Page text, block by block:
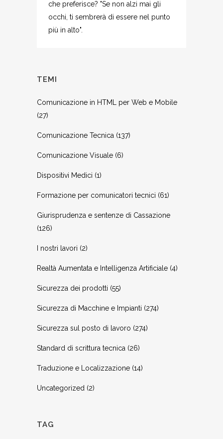
che preferisce? "Se non alzi mai gli
occhi, ti sembrerà di essere nel punto
più in alto".
TEMI
Comunicazione in HTML per Web e Mobile
(27)
Comunicazione Tecnica (137)
Comunicazione Visuale (6)
Dispositivi Medici (1)
Formazione per comunicatori tecnici (61)
Giurisprudenza e sentenze di Cassazione
(126)
I nostri lavori (2)
Realtà Aumentata e Intelligenza Artificiale (4)
Sicurezza dei prodotti (55)
Sicurezza di Macchine e Impianti (274)
Sicurezza sul posto di lavoro (274)
Standard di scrittura tecnica (26)
Traduzione e Localizzazione (14)
Uncategorized (2)
TAG